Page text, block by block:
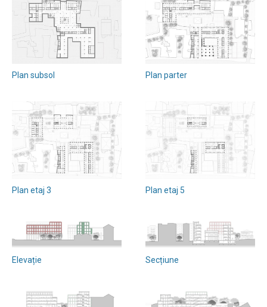
Plan subsol Plan parter
Plan etaj 3 Plan etaj 5
Elevație Secțiune